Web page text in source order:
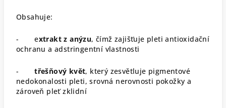
Obsahuje:
- extrakt z anýzu, čímž zajišťuje pleti antioxidační
ochranu a adstringentní vlastnosti
- třešňový květ, který zesvětluje pigmentové
nedokonalosti pleti, srovná nerovnosti pokožky a
zároveň pleť zklidní